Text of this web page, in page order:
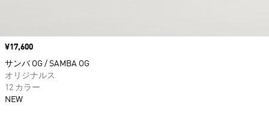
価格
¥17,600
サンバ OG / SAMBA OG
オリジナルス
12 カラー
NEW